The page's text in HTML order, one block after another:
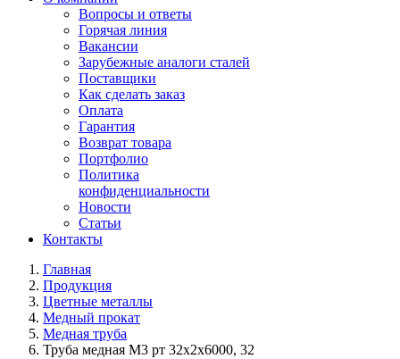
Вопросы и ответы
Горячая линия
Вакансии
Зарубежные аналоги сталей
Поставщики
Как сделать заказ
Оплата
Гарантия
Возврат товара
Портфолио
Политика
конфиденциальности
Новости
Статьи
Контакты
Главная
Продукция
Цветные металлы
Медный прокат
Медная труба
Труба медная М3 рт 32х2х6000, 32